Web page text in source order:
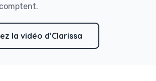
la vidéo d’Clarissa